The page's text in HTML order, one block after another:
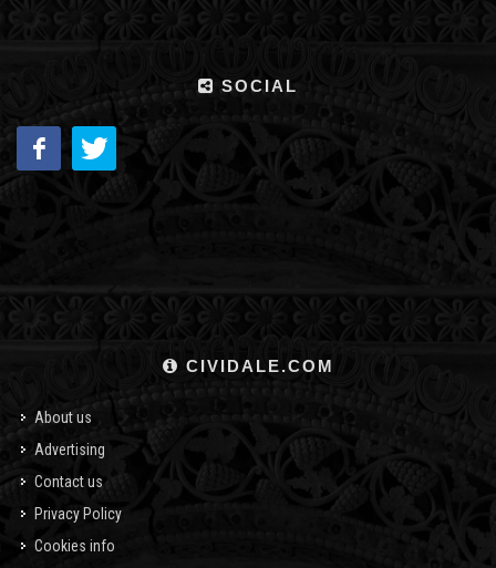
SOCIAL
CIVIDALE.COM
About us
Advertising
Contact us
Privacy Policy
Cookies info